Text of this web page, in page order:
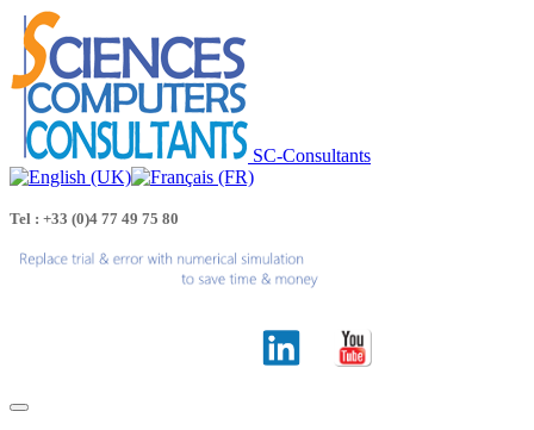
SC-Consultants
Tel : +33 (0)4 77 49 75 80